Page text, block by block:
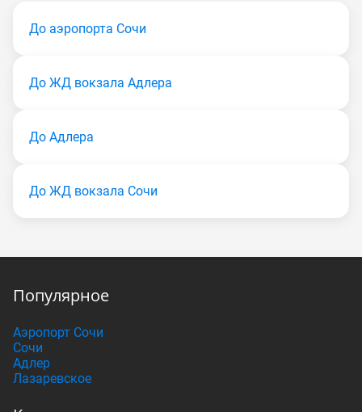
До аэропорта Сочи
До ЖД вокзала Адлера
До Адлера
До ЖД вокзала Сочи
Популярное
Аэропорт Сочи
Сочи
Адлер
Лазаревское